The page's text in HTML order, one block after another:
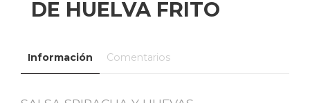
DE HUELVA FRITO
Información Comentarios